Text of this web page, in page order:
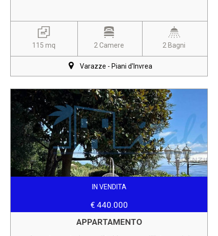
115 mq 2 Camere 2 Bagni
Varazze - Piani d'Invrea
IN VENDITA
€ 440.000
APPARTAMENTO